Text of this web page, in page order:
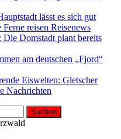
lässt es sich gut
reisen Reisenews
Die Domstadt plant bereits
am deutschen „Fjord“
Eiswelten: Gletscher
Nachrichten